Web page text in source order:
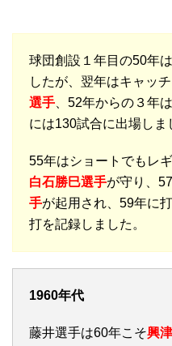
球団創設１年目の50年は
したが、翌年はキャッ
選手 、52年からの３年は
には130試合に出場しま
55年はショートでもレ
白石勝巳選手が守り、
手が起用され、59年に
打を記録しました。
1960年代
藤井選手は60年こそ興